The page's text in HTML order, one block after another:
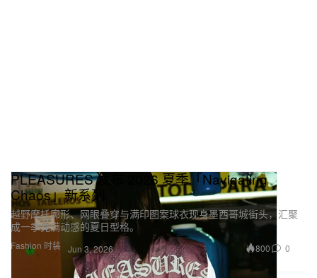
Fashion 时装
PLEASURES 发布 2026 夏季「Navigating
Chaos」新系列
越野摩托廓形、网眼叠穿与满印图案球衣现身墨西哥城街头，汇聚
成一季充满动感的夏日型格。
Jun 3, 2026 800 0